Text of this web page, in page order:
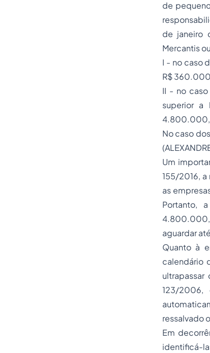
de
de janeiro
Mercantis
I - no caso
R$
II - no
superior a
No caso
Um
155/2016,
as
Portanto,
aguardar
Quanto à
calendário
123/2006,
ressalvado
Em
identificá-